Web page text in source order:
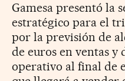
Gamesa presentó la
estratégico para el
por la previsión de
de euros en ventas y
operativo al final de